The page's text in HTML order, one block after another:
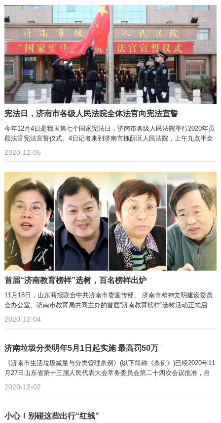
宪法日，济南市各级人民法院全体法官向宪法宣誓
今年12月4日是我国第七个国家宪法日，济南市各级人民法院举行2020年员
额法官宪法宣誓仪式。4日记者来到济南市槐荫区人民法院，上午九点半全
2020-12-05
首届“济南教育榜样”选树，百名榜样出炉
11月18日，山东商报联合中共济南市委宣传部、 济南市精神文明建设委员
会办公室、济南市教育局共同主办的首届“济南教育榜样”选树活动正式启
动。
2020-12-04
济南垃圾分类明年5月1日起实施 最高罚50万
《济南市生活垃圾减量与分类管理条例》(以下简称《条例》)已经2020年11
月27日山东省第十三届人民代表大会常务委员会第二十四次会议批准，自
2021年5月1日起施行。
2020-12-02
小心！别碰这些出行“红线”